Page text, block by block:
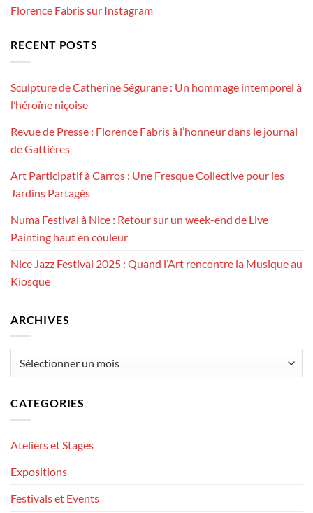
Florence Fabris sur Instagram
RECENT POSTS
Sculpture de Catherine Ségurane : Un hommage intemporel à
l’héroïne niçoise
Revue de Presse : Florence Fabris à l’honneur dans le journal
de Gattières
Art Participatif à Carros : Une Fresque Collective pour les
Jardins Partagés
Numa Festival à Nice : Retour sur un week-end de Live
Painting haut en couleur
Nice Jazz Festival 2025 : Quand l’Art rencontre la Musique au
Kiosque
ARCHIVES
CATEGORIES
Ateliers et Stages
Expositions
Festivals et Events